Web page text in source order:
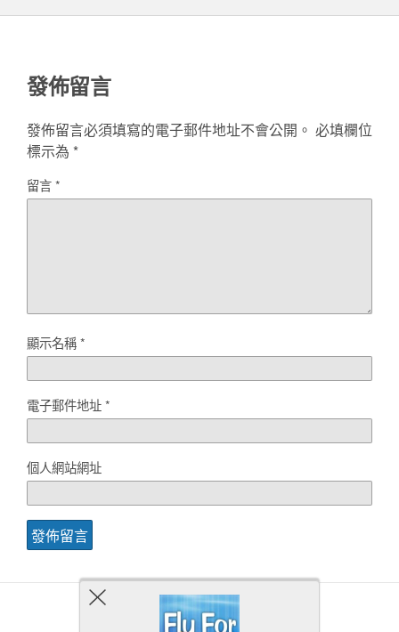
發佈留言
發佈留言必須填寫的電子郵件地址不會公開。 必填欄位
標示為 *
留言*
顯示名稱*
電子郵件地址*
個人網站網址